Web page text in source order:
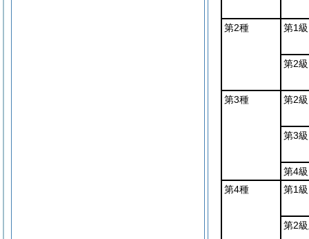
第2種 第1級
第2級
第3種 第2級
第3級
第4級
第4種
第1級
第2